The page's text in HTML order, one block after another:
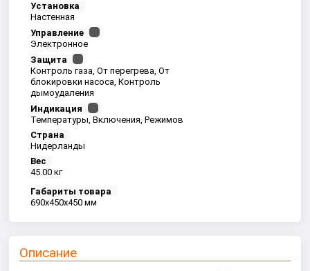
Установка
Настенная
Управление
Электронное
Защита
Контроль газа, От перегрева, От
блокировки насоса, Контроль
дымоудаления
Индикация
Температуры, Включения, Режимов
Страна
Нидерланды
Вес
45.00 кг
Габариты товара
690x450x450 мм
Описание